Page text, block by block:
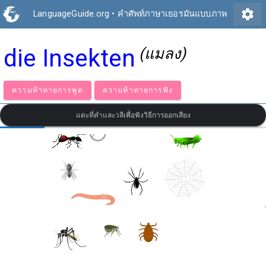
LanguageGuide.org • คำศัพท์ภาษาเยอรมันแบบภาพ settings
die Insekten (แมลง)
ความท้าทายการพูด ความท้าทายการฟัง
แตะที่คำและวลีเพื่อฟังวิธีการออกเสียง